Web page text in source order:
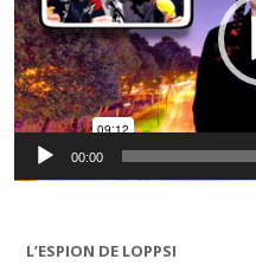
00:00
L’ESPION DE LOPPSI